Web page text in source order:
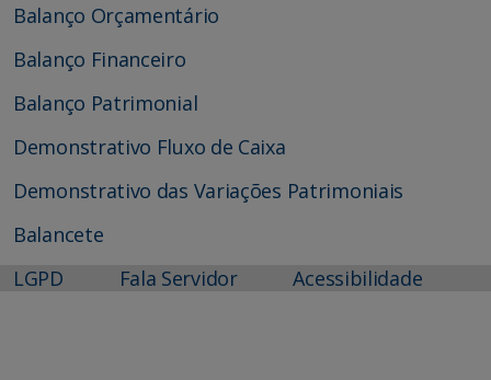
Balanço Orçamentário
Balanço Financeiro
Balanço Patrimonial
Demonstrativo Fluxo de Caixa
Demonstrativo das Variações Patrimoniais
Balancete
LGPD
Fala Servidor Acessibilidade